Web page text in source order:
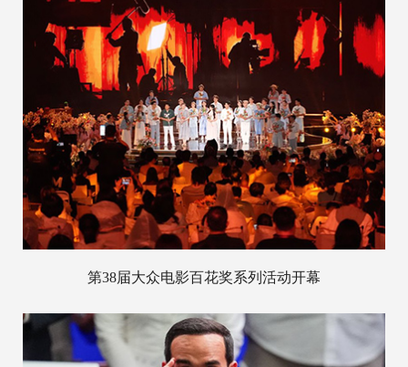
第38届大众电影百花奖系列活动开幕